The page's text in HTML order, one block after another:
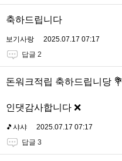
축하드립니다
보기사랑
2025.07.17 07:17
답글 2
돈워크적립 축하드립니당 💐
인댓감사합니다 ❌️
🎵샤샤
2025.07.17 07:17
답글 3